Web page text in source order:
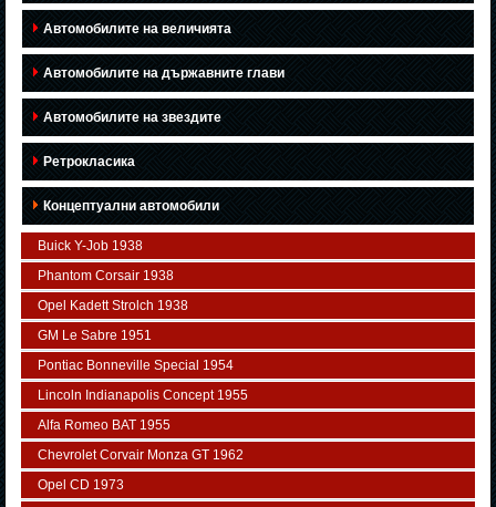
Автомобилите на величията
Автомобилите на държавните глави
Автомобилите на звездите
Ретрокласика
Концептуални автомобили
Buick Y-Job 1938
Phantom Corsair 1938
Opel Kadett Strolch 1938
GM Le Sabre 1951
Pontiac Bonneville Special 1954
Lincoln Indianapolis Concept 1955
Alfa Romeo BAT 1955
Chevrolet Corvair Monza GT 1962
Opel CD 1973